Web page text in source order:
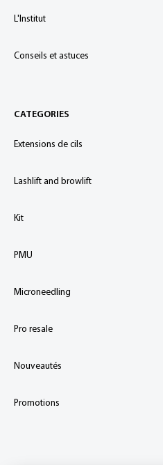
L'Institut
Conseils et astuces
CATEGORIES
Extensions de cils
Lashlift and browlift
Kit
PMU
Microneedling
Pro resale
Nouveautés
Promotions